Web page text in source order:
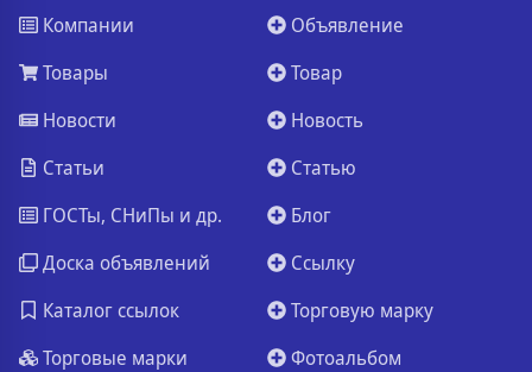
Компании
Товары
Новости
Статьи
ГОСТы, СНиПы и др.
Доска объявлений
Каталог ссылок
Торговые марки
Объявление
Товар
Новость
Статью
Блог
Ссылку
Торговую марку
Фотоальбом